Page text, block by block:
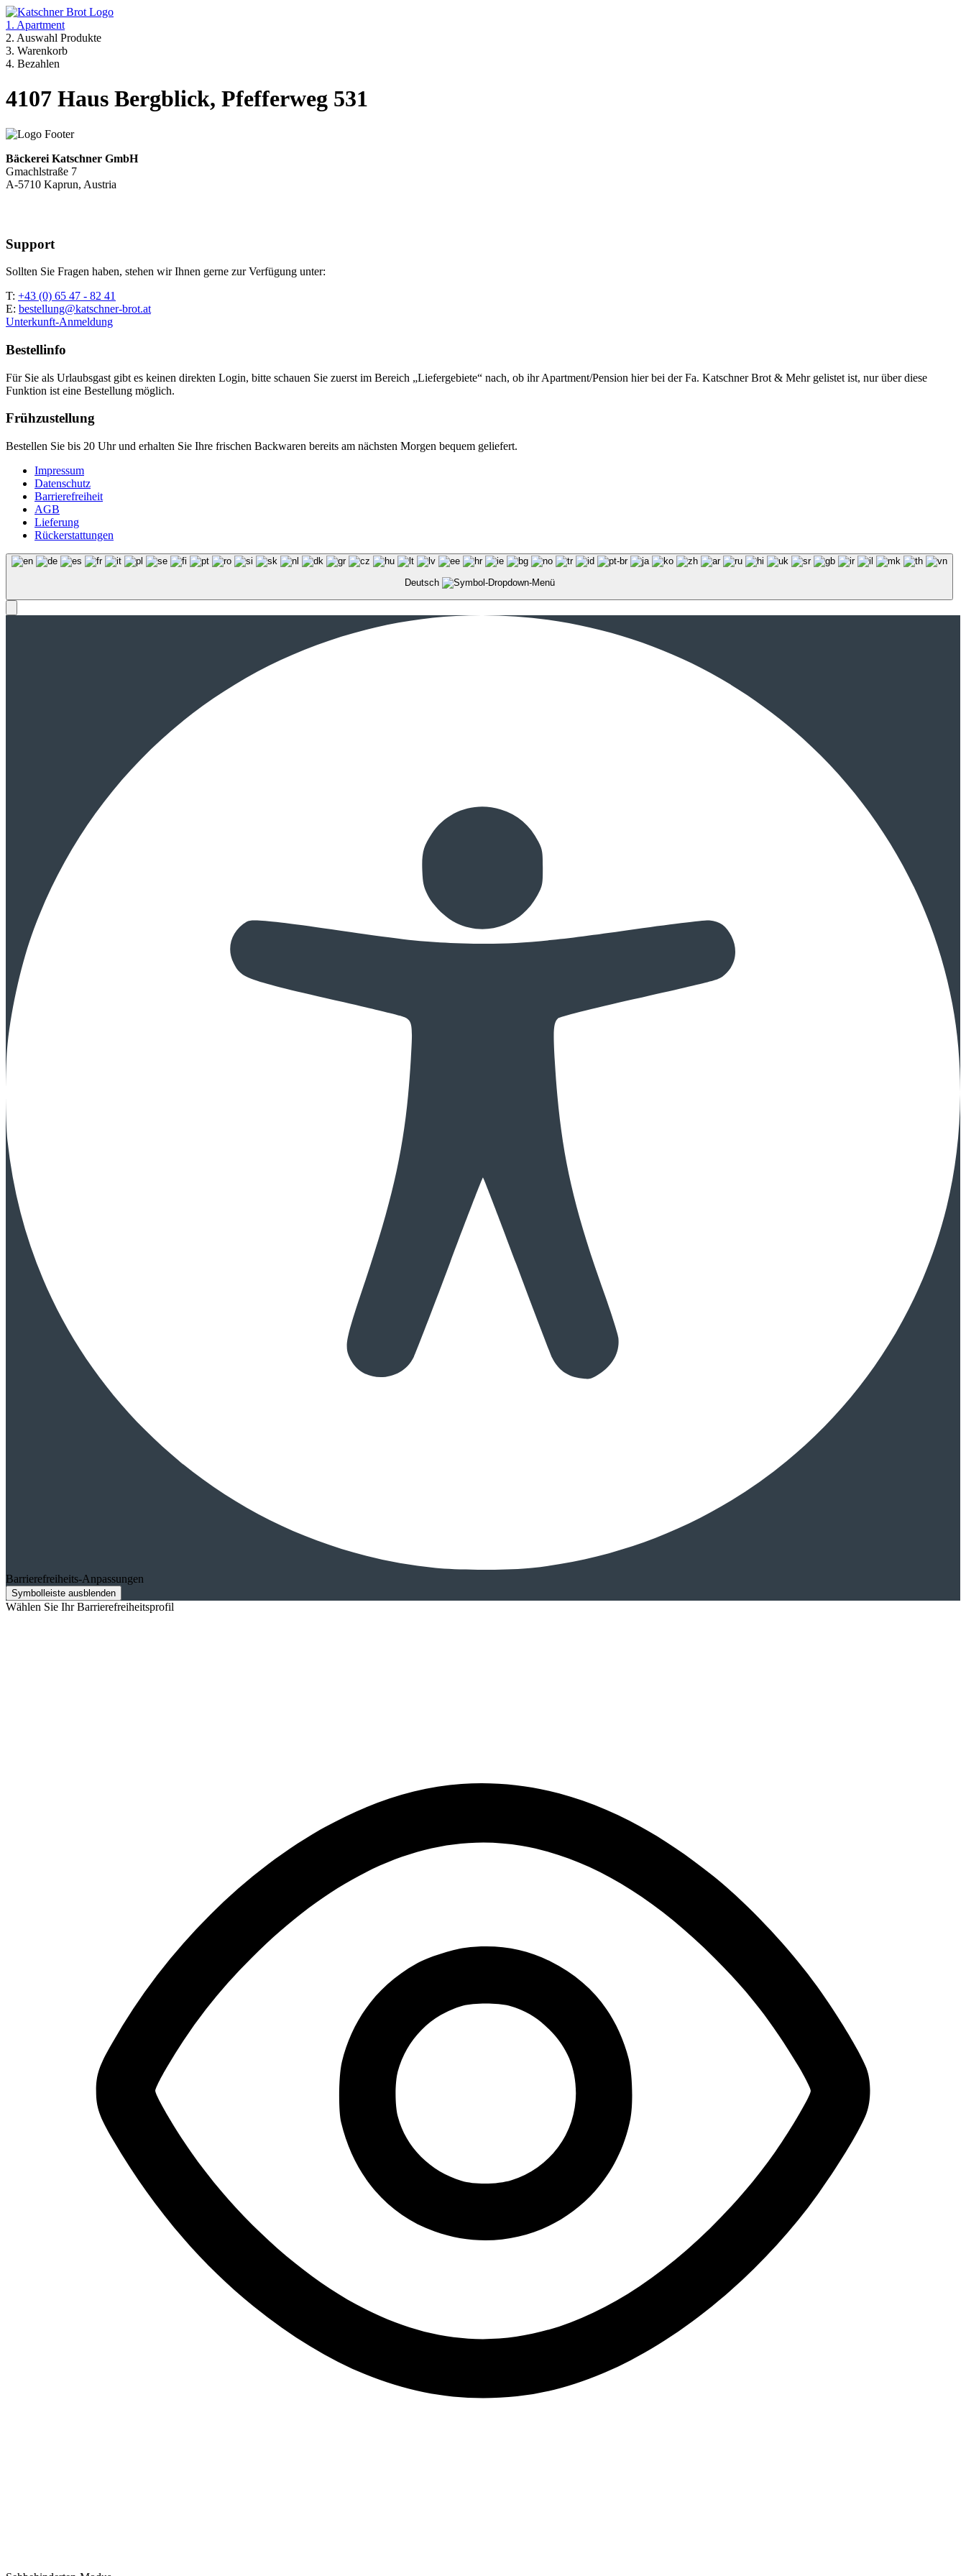
1. Apartment
2. Auswahl Produkte
3. Warenkorb
4. Bezahlen
4107 Haus Bergblick, Pfefferweg 531
Bäckerei Katschner GmbH
Gmachlstraße 7
A-5710 Kaprun, Austria
Support
Sollten Sie Fragen haben, stehen wir Ihnen gerne zur Verfügung unter:
T: +43 (0) 65 47 - 82 41
E: bestellung@katschner-brot.at
Unterkunft-Anmeldung
Bestellinfo
Für Sie als Urlaubsgast gibt es keinen direkten Login, bitte schauen Sie zuerst im Bereich „Liefergebiete“ nach, ob ihr Apartment/Pension hier bei der Fa. Katschner Brot & Mehr gelistet ist, nur über diese
Funktion ist eine Bestellung möglich.
Frühzustellung
Bestellen Sie bis 20 Uhr und erhalten Sie Ihre frischen Backwaren bereits am nächsten Morgen bequem geliefert.
Impressum
Datenschutz
Barrierefreiheit
AGB
Lieferung
Rückerstattungen
Deutsch
Barrierefreiheits-Anpassungen
Symbolleiste ausblenden
Wählen Sie Ihr Barrierefreiheitsprofil